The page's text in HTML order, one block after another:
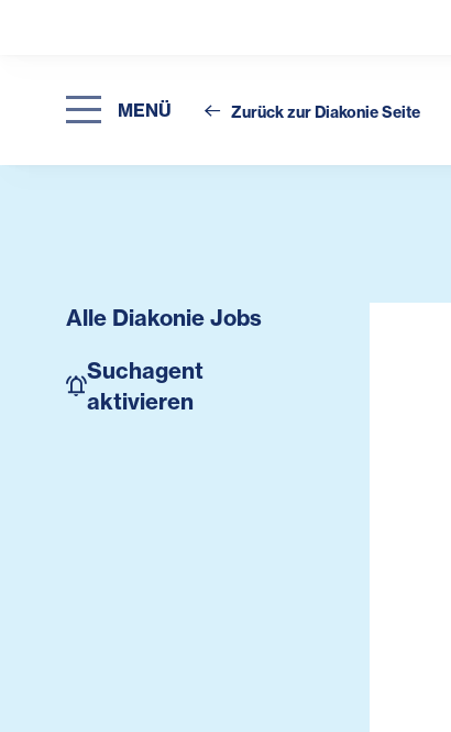
MENÜ Zurück zur Diakonie Seite
Alle Diakonie Jobs
Suchagent
aktivieren